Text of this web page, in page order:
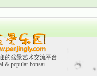
的盆景艺术交流平台
& popular bonsai